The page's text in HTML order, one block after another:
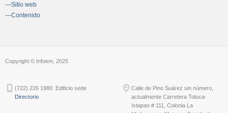
---Sitio web
---Contenido
Copyright © Infoem, 2025
(722) 226 1980. Edificio sede
Directorio
Calle de Pino Suárez sin número,
actualmente Carretera Toluca-
Ixtapan # 111, Colonia La